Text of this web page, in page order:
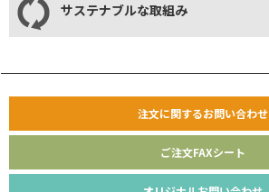
サステナブルな取組み
注文に関するお問い合わせ
ご注文FAXシート